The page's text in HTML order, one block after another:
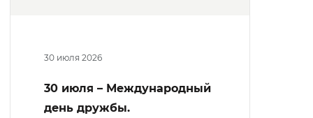
30 июля 2026
30 июля – Международный
день дружбы.